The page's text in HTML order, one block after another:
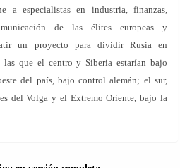
a especialistas en industria, finanzas,
de las élites europeas y
un proyecto para dividir Rusia en
las que el centro y Siberia estarían bajo
del país, bajo control alemán; el sur,
del Volga y el Extremo Oriente, bajo la